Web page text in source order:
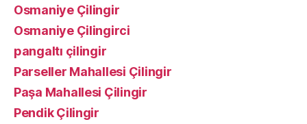
Osmaniye Çilingir
Osmaniye Çilingirci
pangaltı çilingir
Parseller Mahallesi Çilingir
Paşa Mahallesi Çilingir
Pendik Çilingir